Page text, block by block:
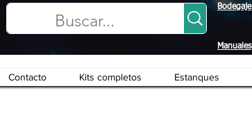
Bodegaje
Manuales
Contacto Kits completos Estanques